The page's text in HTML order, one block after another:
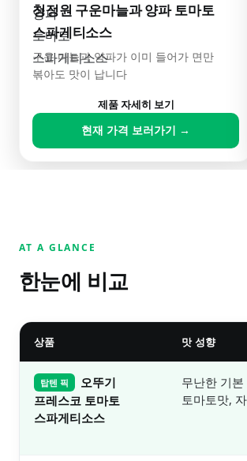
청정원 구운마늘과 양파 토마토
스파게티소스
구운 마늘과 양파가 이미 들어가 면만
볶아도 맛이 납니다
제품 자세히 보기
현재 가격 보러가기 →
AT A GLANCE
한눈에 비교
상품 맛 성향
탑텐 픽
오뚜기
프레스코 토마토
스파게티소스
무난한 기본
토마토맛,